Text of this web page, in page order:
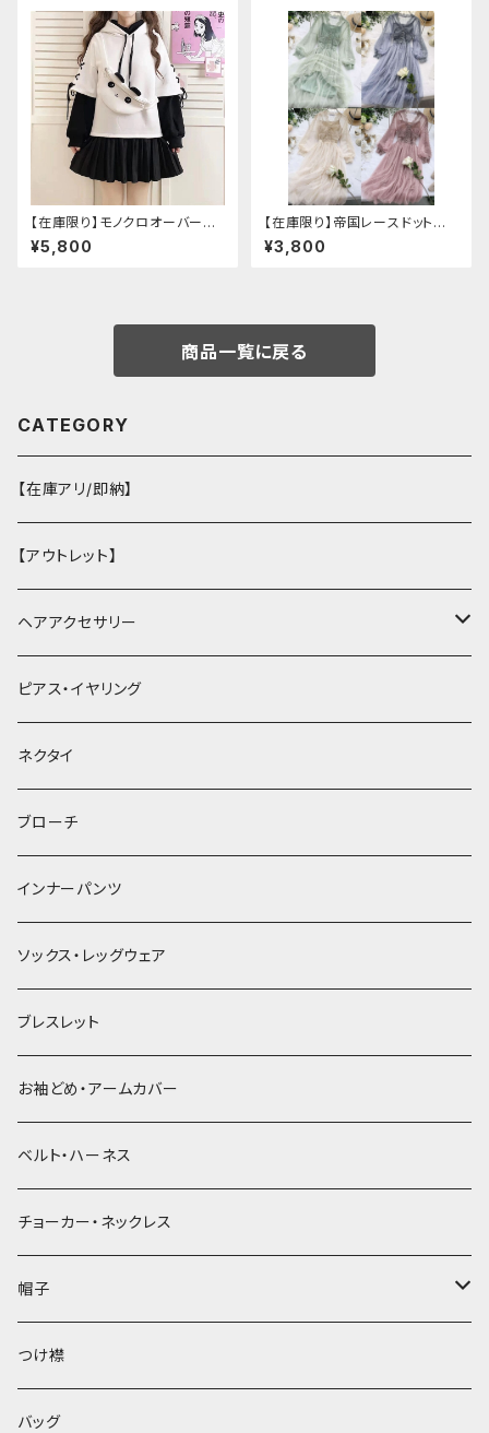
【在庫限り】モノクロオーバーサ
イズパンダパーカー
¥5,800
【在庫限り】帝国レースドットワ
ンピース
¥3,800
商品一覧に戻る
CATEGORY
【在庫アリ/即納】
【アウトレット】
ヘアアクセサリー
ヘアクリップ
ヘッドドレス・カチューシャ
ヘアゴム
簪
ピアス・イヤリング
ネクタイ
ブローチ
インナーパンツ
ソックス・レッグウェア
ブレスレット
お袖どめ・アームカバー
ベルト・ハーネス
チョーカー・ネックレス
帽子
ベレー帽
つけ襟
バッグ